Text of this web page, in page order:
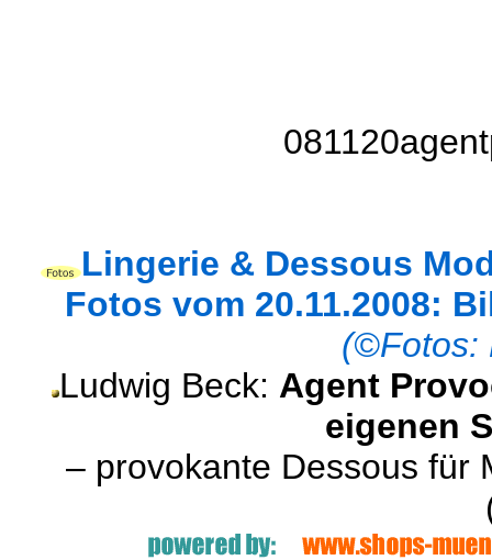
Lingerie & Dessous
Fotos vom 20.11.2008:
(©Fotos:
Ludwig Beck: Agent
eigenen
– provokante Dessous für